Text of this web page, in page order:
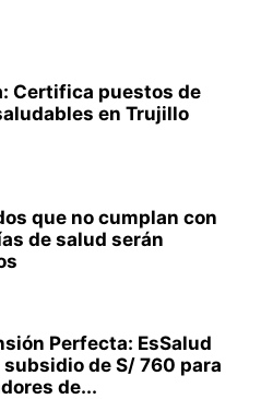
Certifica puestos de
en Trujillo
que no cumplan con
de salud serán
Perfecta: EsSalud
subsidio de S/ 760 para
de...